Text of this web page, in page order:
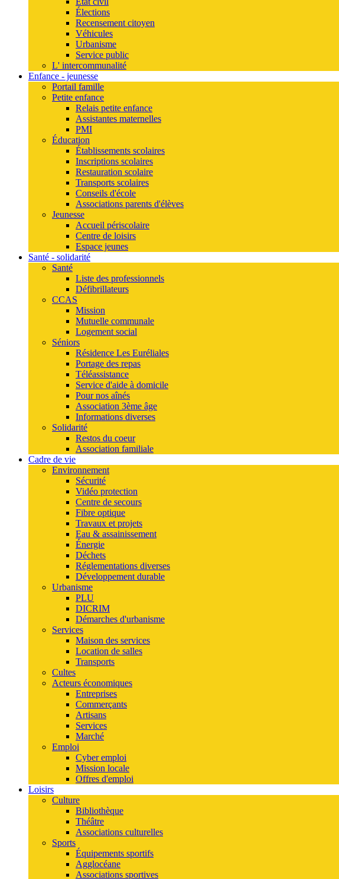
Élections
Recensement citoyen
Véhicules
Urbanisme
Service public
L' intercommunalité
Enfance - jeunesse
Portail famille
Petite enfance
Relais petite enfance
Assistantes maternelles
PMI
Éducation
Établissements scolaires
Inscriptions scolaires
Restauration scolaire
Transports scolaires
Conseils d'école
Associations parents d'élèves
Jeunesse
Accueil périscolaire
Centre de loisirs
Espace jeunes
Santé - solidarité
Santé
Liste des professionnels
Défibrillateurs
CCAS
Mission
Mutuelle communale
Logement social
Séniors
Résidence Les Euréliales
Portage des repas
Téléassistance
Service d'aide à domicile
Pour nos aînés
Association 3ème âge
Informations diverses
Solidarité
Restos du coeur
Association familiale
Cadre de vie
Environnement
Sécurité
Vidéo protection
Centre de secours
Fibre optique
Travaux et projets
Eau & assainissement
Énergie
Déchets
Réglementations diverses
Développement durable
Urbanisme
PLU
DICRIM
Démarches d'urbanisme
Services
Maison des services
Location de salles
Transports
Cultes
Acteurs économiques
Entreprises
Commerçants
Artisans
Services
Marché
Emploi
Cyber emploi
Mission locale
Offres d'emploi
Loisirs
Culture
Bibliothèque
Théâtre
Associations culturelles
Sports
Équipements sportifs
Agglocéane
Associations sportives